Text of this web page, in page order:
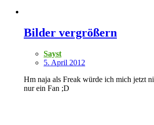
Bilder vergrößern
Sayst
5. April 2012
Hm naja als Freak würde ich mich jetzt
nur ein Fan ;D